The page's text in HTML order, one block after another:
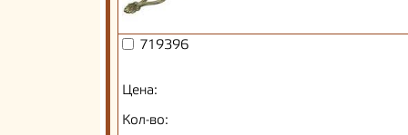
719396
Цена:
Кол-во: